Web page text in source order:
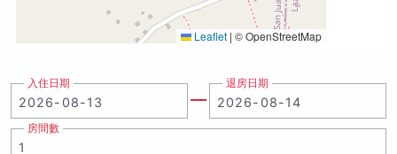
Leaflet | © OpenStreetMap
入住日期 退房日期
房間數